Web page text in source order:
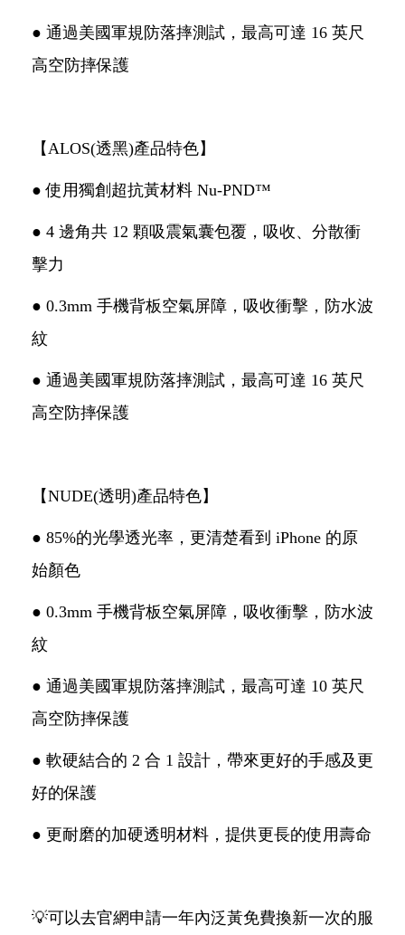
● 通過美國軍規防落摔測試，最高可達 16 英尺
高空防摔保護
【ALOS(透黑)產品特色】
● 使用獨創超抗黃材料 Nu-PND™
● 4 邊角共 12 顆吸震氣囊包覆，吸收、分散衝
擊力
● 0.3mm 手機背板空氣屏障，吸收衝擊，防水波
紋
● 通過美國軍規防落摔測試，最高可達 16 英尺
高空防摔保護
【NUDE(透明)產品特色】
● 85%的光學透光率，更清楚看到 iPhone 的原
始顏色
● 0.3mm 手機背板空氣屏障，吸收衝擊，防水波
紋
● 通過美國軍規防落摔測試，最高可達 10 英尺
高空防摔保護
● 軟硬結合的 2 合 1 設計，帶來更好的手感及更
好的保護
● 更耐磨的加硬透明材料，提供更長的使用壽命
💡可以去官網申請一年內泛黃免費換新一次的服